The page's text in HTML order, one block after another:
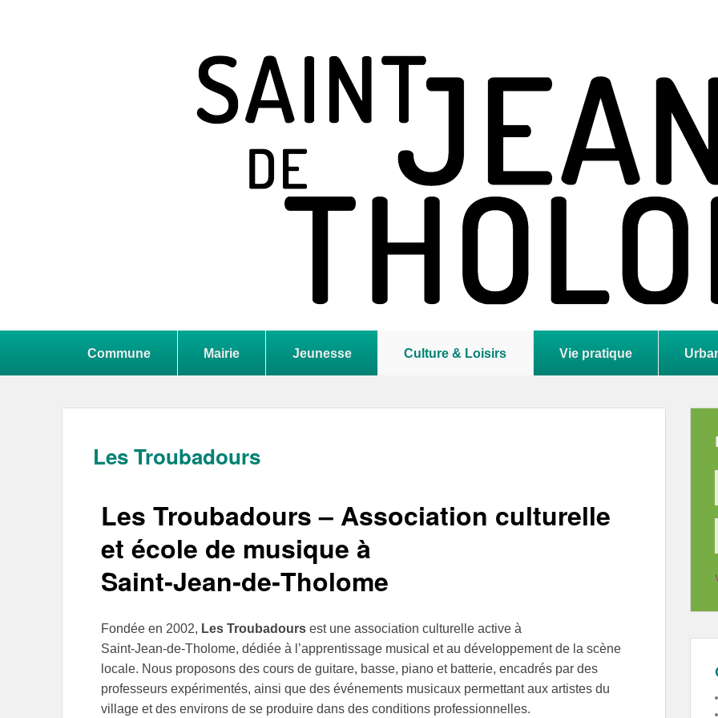
Commune Mairie Jeunesse Culture & Loisirs Vie pratique
Les Troubadours
Les Troubadours – Association culturelle
et école de musique à
Saint‑Jean‑de‑Tholome
Fondée en 2002, Les Troubadours est une association culturelle active à
Saint‑Jean‑de‑Tholome, dédiée à l’apprentissage musical et au développement de la scène
locale. Nous proposons des cours de guitare, basse, piano et batterie, encadrés par des
professeurs expérimentés, ainsi que des événements musicaux permettant aux artistes du
village et des environs de se produire dans des conditions professionnelles.